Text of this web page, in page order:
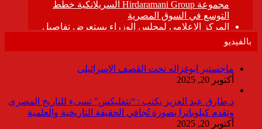
بالفيديو
ماجستير ابوغزاله تحت القصف الإسرائيلى
أكتوبر 20, 2025
د.طارق عبد العزيز يكتب : “نتفليكس” تسىء للتاريخ المصرى
وتقدم كيلوباترا بصورة تُجافي الحقيقة التاريخية والعلمية
أكتوبر 20, 2025